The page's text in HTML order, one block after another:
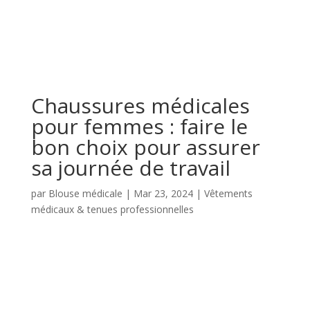
Chaussures médicales
pour femmes : faire le
bon choix pour assurer
sa journée de travail
par Blouse médicale | Mar 23, 2024| Vêtements
médicaux & tenues professionnelles